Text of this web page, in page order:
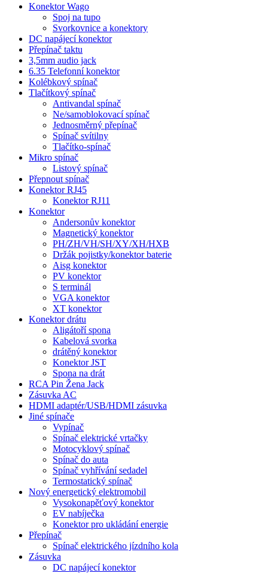
Konektor Wago
Spoj na tupo
Svorkovnice a konektory
DC napájecí konektor
Přepínač taktu
3,5mm audio jack
6.35 Telefonní konektor
Kolébkový spínač
Tlačítkový spínač
Antivandal spínač
Ne/samoblokovací spínač
Jednosměrný přepínač
Spínač svítilny
Tlačítko-spínač
Mikro spínač
Listový spínač
Přepnout spínač
Konektor RJ45
Konektor RJ11
Konektor
Andersonův konektor
Magnetický konektor
PH/ZH/VH/SH/XY/XH/HXB
Držák pojistky/konektor baterie
Aisg konektor
PV konektor
S terminál
VGA konektor
XT konektor
Konektor drátu
Aligátoří spona
Kabelová svorka
drátěný konektor
Konektor JST
Spona na drát
RCA Pin Žena Jack
Zásuvka AC
HDMI adaptér/USB/HDMI zásuvka
Jiné spínače
Vypínač
Spínač elektrické vrtačky
Motocyklový spínač
Spínač do auta
Spínač vyhřívání sedadel
Termostatický spínač
Nový energetický elektromobil
Vysokonapěťový konektor
EV nabíječka
Konektor pro ukládání energie
Přepínač
Spínač elektrického jízdního kola
Zásuvka
DC napájecí konektor